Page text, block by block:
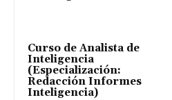
Curso de Analista de
Inteligencia
(Especialización:
Redacción Informes
Inteligencia)